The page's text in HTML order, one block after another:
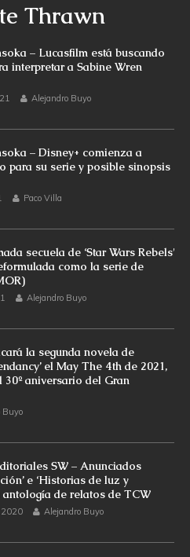
Thrawn
– Lucasfilm está buscando
interpretar a Sabine Wren
Alejandro Buyo
– Disney+ comienza a
para su serie y posible sinopsis
Paco Villa
secuela de ‘Star Wars Rebels’
como la serie de
Alejandro Buyo
la segunda novela de
el May The 4th de 2021,
30º aniversario del Gran
Buyo
SW – Anunciados
e ‘Historias de luz y
antología de relatos de TCW
2020 Alejandro Buyo